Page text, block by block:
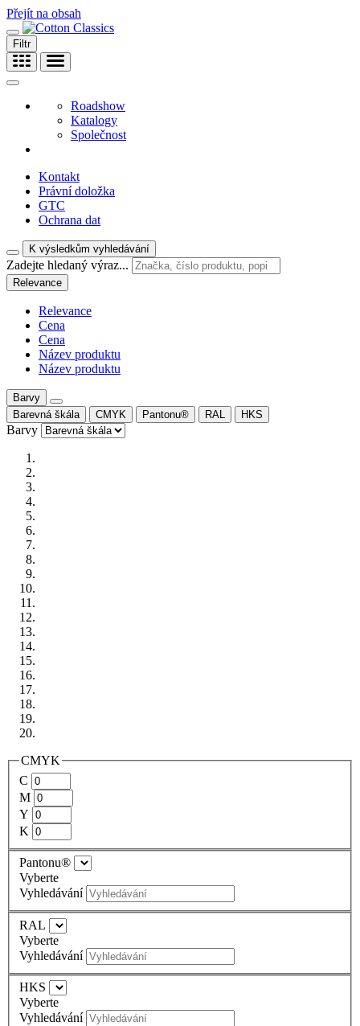
Přejít na obsah
Filtr
Roadshow
Katalogy
Společnost
Kontakt
Právní doložka
GTC
Ochrana dat
K výsledkům vyhledávání
Zadejte hledaný výraz...
Relevance
Relevance
Cena
Cena
Název produktu
Název produktu
Barvy
Barevná škála
CMYK Pantonu® RAL HKS
Barvy
CMYK
C
M
Y
K
Pantonu®
Vyberte
Vyhledávání
RAL
Vyberte
Vyhledávání
HKS
Vyberte
Vyhledávání